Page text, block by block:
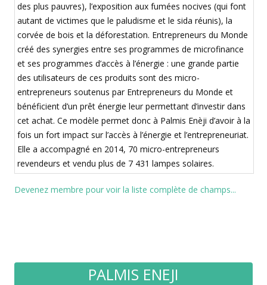
des plus pauvres), l’exposition aux fumées nocives (qui font
autant de victimes que le paludisme et le sida réunis), la
corvée de bois et la déforestation. Entrepreneurs du Monde
créé des synergies entre ses programmes de microfinance
et ses programmes d’accès à l’énergie : une grande partie
des utilisateurs de ces produits sont des micro-
entrepreneurs soutenus par Entrepreneurs du Monde et
bénéficient d’un prêt énergie leur permettant d’investir dans
cet achat. Ce modèle permet donc à Palmis Enèji d’avoir à la
fois un fort impact sur l’accès à l’énergie et l’entrepreneuriat.
Elle a accompagné en 2014, 70 micro-entrepreneurs
revendeurs et vendu plus de 7 431 lampes solaires.
Devenez membre pour voir la liste complète de champs...
PALMIS ENEJI